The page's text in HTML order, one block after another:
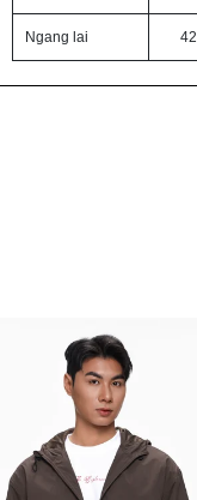
Ngang lai 42